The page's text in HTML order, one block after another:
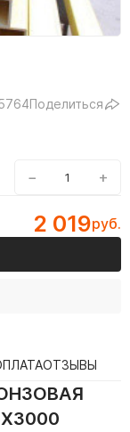
Поделиться
− +
2 019руб.
ОТЗЫВЫ